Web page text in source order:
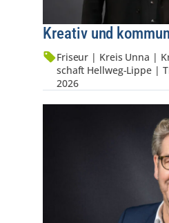
Kreativ und
Friseur | Kreis Unna |
schaft Hellweg-Lippe |
2026